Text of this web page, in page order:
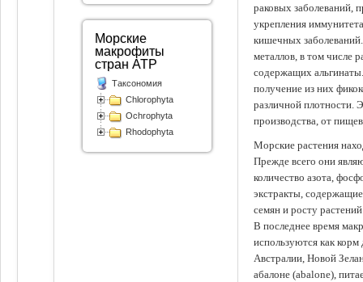
раковых заболеваний,
укрепления
кишечных
металлов, в том числе
содержащих
получение из них
различной плотности.
производства, от
Морские растения
Прежде всего они
количество азота,
экстракты,
семян и росту
В последнее время
используются как
Австралии, Новой
абалоне (abalone),
Морские
макрофиты
стран АТР
Таксономия
Chlorophyta
Ochrophyta
Rhodophyta